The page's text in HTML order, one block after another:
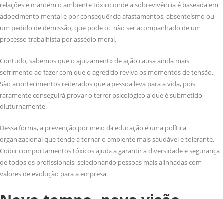
relações e mantém o ambiente tóxico onde a sobrevivência é baseada em
adoecimento mental e por consequência afastamentos, absenteísmo ou
um pedido de demissão, que pode ou não ser acompanhado de um
processo trabalhista por assédio moral.
Contudo, sabemos que o ajuizamento de ação causa ainda mais
sofrimento ao fazer com que o agredido reviva os momentos de tensão.
São acontecimentos reiterados que a pessoa leva para a vida, pois
raramente conseguirá provar o terror psicológico a que é submetido
diuturnamente.
Dessa forma, a prevenção por meio da educação é uma política
organizacional que tende a tornar o ambiente mais saudável e tolerante.
Coibir comportamentos tóxicos ajuda a garantir a diversidade e segurança
de todos os profissionais, selecionando pessoas mais alinhadas com
valores de evolução para a empresa.